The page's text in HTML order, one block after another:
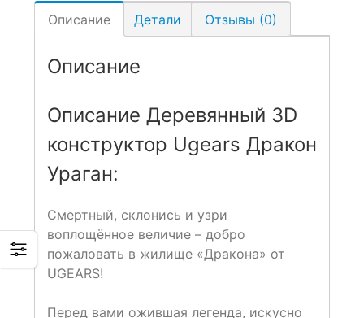
Описание Детали Отзывы (0)
Описание
Описание Деревянный 3D
конструктор Ugears Дракон
Ураган:
Смертный, склонись и узри
воплощённое величие – добро
пожаловать в жилище «Дракона» от
UGEARS!
Перед вами ожившая легенда, искусно